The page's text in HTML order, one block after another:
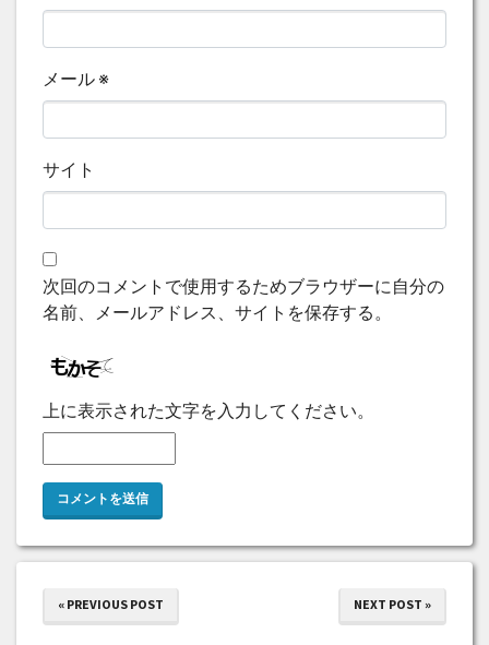
メール ※
サイト
次回のコメントで使用するためブラウザーに自分の
名前、メールアドレス、サイトを保存する。
上に表示された文字を入力してください。
« PREVIOUS POST NEXT POST »